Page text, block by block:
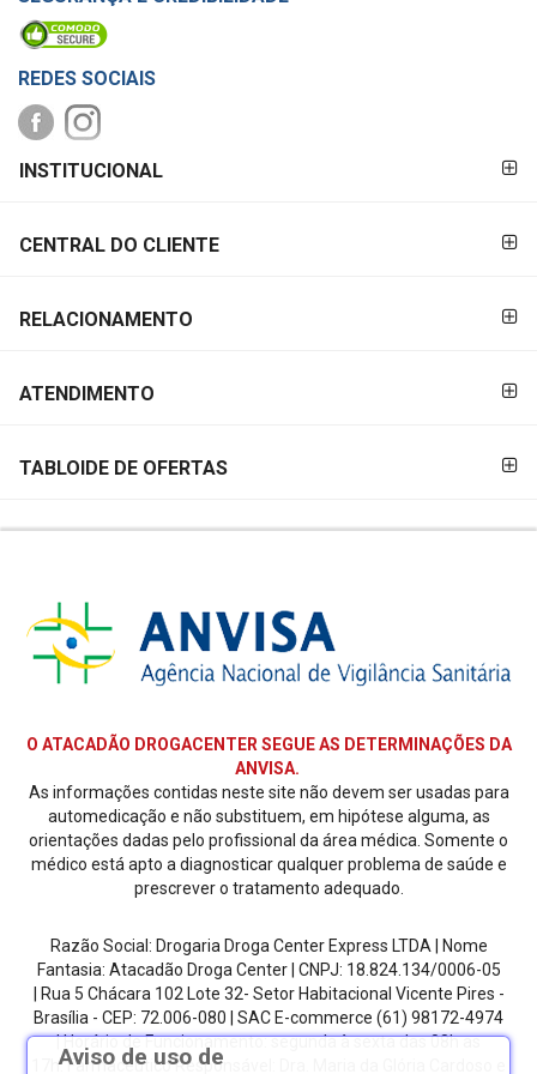
REDES SOCIAIS
PAGAMENTO
INSTITUCIONAL
CENTRAL DO CLIENTE
RELACIONAMENTO
ATENDIMENTO
TABLOIDE DE OFERTAS
O ATACADÃO DROGACENTER SEGUE AS DETERMINAÇÕES DA
ANVISA.
As informações contidas neste site não devem ser usadas para
automedicação e não substituem, em hipótese alguma, as
orientações dadas pelo profissional da área médica. Somente o
médico está apto a diagnosticar qualquer problema de saúde e
prescrever o tratamento adequado.
Razão Social: Drogaria Droga Center Express LTDA | Nome
Fantasia: Atacadão Droga Center | CNPJ: 18.824.134/0006-05
| Rua 5 Chácara 102 Lote 32- Setor Habitacional Vicente Pires -
Brasília - CEP: 72.006-080
| SAC E-commerce (61) 98172-4974
| Horário de Funcionamento: segunda à sexta das 08h as
17h.Farmacêutico Responsável: Dra. Maria da Glória Cardoso e
Aviso de uso de